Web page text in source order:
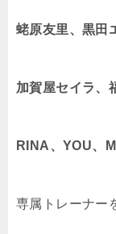
蛯原友里、黒田
加賀屋セイラ、
RINA、YOU、
専属トレーナー